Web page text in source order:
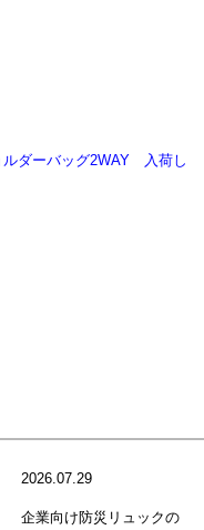
ダーバッグ2WAY 入荷し
2026.07.29
企業向け防災リュックの